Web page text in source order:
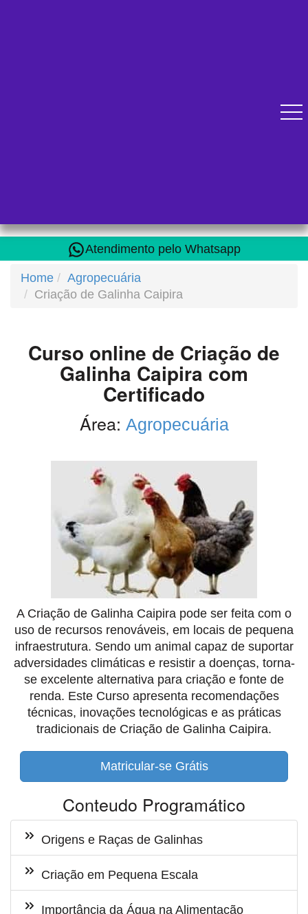
Atendimento pelo Whatsapp
Home
Agropecuária
Criação de Galinha Caipira
Curso online de Criação de
Galinha Caipira com
Certificado
Área: Agropecuária
A Criação de Galinha Caipira pode ser feita com o
uso de recursos renováveis, em locais de pequena
infraestrutura. Sendo um animal capaz de suportar
adversidades climáticas e resistir a doenças, torna-
se excelente alternativa para criação e fonte de
renda. Este Curso apresenta recomendações
técnicas, inovações tecnológicas e as práticas
tradicionais de Criação de Galinha Caipira.
Matricular-se Grátis
Conteudo Programático
Origens e Raças de Galinhas
Criação em Pequena Escala
Importância da Água na Alimentação